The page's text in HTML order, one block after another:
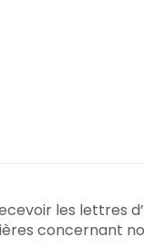
les lettres
concernant